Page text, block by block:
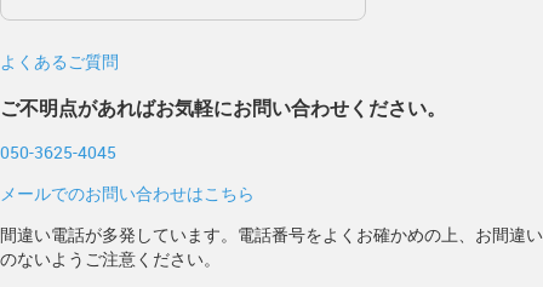
よくあるご質問
ご不明点があればお気軽にお問い合わせください。
050-3625-4045
メールでのお問い合わせはこちら
間違い電話が多発しています。電話番号をよくお確かめの上、お間違い
のないようご注意ください。